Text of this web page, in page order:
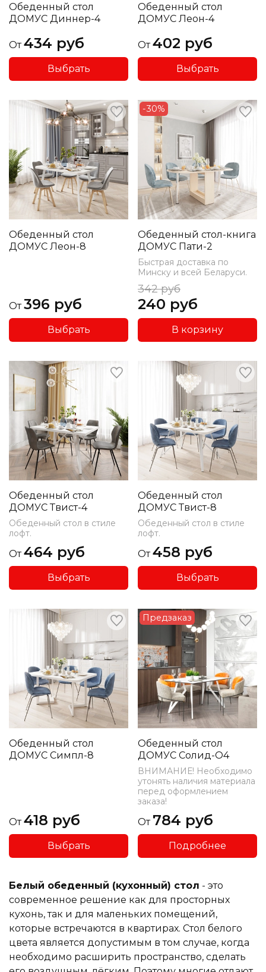
Обеденный стол
ДОМУС Диннер-4
От 434 руб
Выбрать
Обеденный стол
ДОМУС Леон-4
От 402 руб
Выбрать
Обеденный стол
ДОМУС Леон-8
От 396 руб
Выбрать
-30%
Обеденный стол-книга
ДОМУС Пати-2
Быстрая доставка по
Минску и всей Беларуси.
342 руб
240 руб
В корзину
Обеденный стол
ДОМУС Твист-4
Обеденный стол в стиле
лофт.
От 464 руб
Выбрать
Обеденный стол
ДОМУС Твист-8
Обеденный стол в стиле
лофт.
От 458 руб
Выбрать
Обеденный стол
ДОМУС Симпл-8
От 418 руб
Выбрать
Предзаказ
Обеденный стол
ДОМУС Солид-O4
ВНИМАНИЕ! Необходимо
утонять наличия материала
перед оформлением
заказа!
От 784 руб
Подробнее
Белый обеденный (кухонный) стол - это
современное решение как для просторных
кухонь, так и для маленьких помещений,
которые встречаются в квартирах. Стол белого
цвета является допустимым в том случае, когда
необходимо расширить пространство, сделать